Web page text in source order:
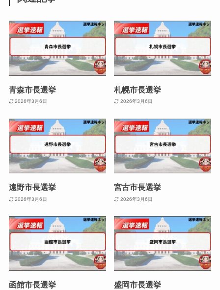
青森市長選挙
2026年3月6日
札幌市長選挙
2026年3月6日
遠野市長選挙
2026年3月6日
宮古市長選挙
2026年3月6日
函館市長選挙 盛岡市長選挙